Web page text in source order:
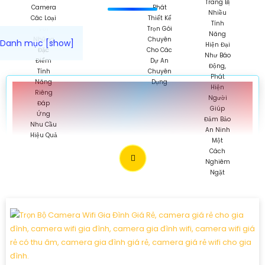
♥️ LẮP CAMERA TRỌN GÓI
NÊN DÙNG 💎
️📜 Những Gói camera khuyên dùng vói tiêu chí giá rẻ sử dụng
camera chính hãng ổ cứng lưu trữ phú hợp với nhu cầu thực
BỘ CAMERA CHẤT LƯỢNG GIÁ RẺ